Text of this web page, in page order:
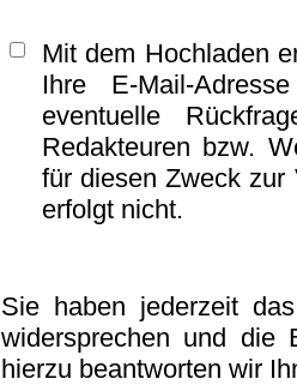
Mit dem Hochladen
Ihre E-Mail-
eventuelle
Redakteuren bzw.
für diesen Zweck zur
erfolgt nicht.
Sie haben jederzeit
widersprechen und die
hierzu beantworten wir